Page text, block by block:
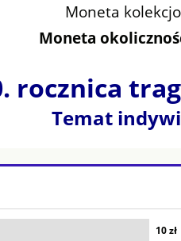
Moneta
Moneta
rocznica
Temat
10 zł